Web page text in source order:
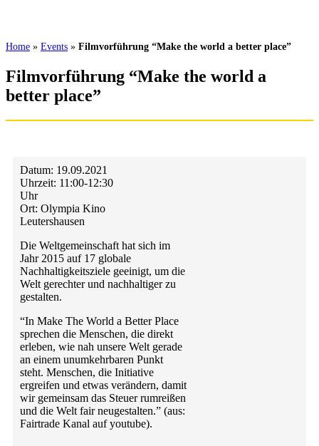
Home » Events » Filmvorführung “Make the world a better place”
Filmvorführung “Make the world a
better place”
Datum: 19.09.2021
Uhrzeit: 11:00-12:30
Uhr
Ort: Olympia Kino
Leutershausen
Die Weltgemeinschaft hat sich im
Jahr 2015 auf 17 globale
Nachhaltigkeitsziele geeinigt, um die
Welt gerechter und nachhaltiger zu
gestalten.
“In Make The World a Better Place
sprechen die Menschen, die direkt
erleben, wie nah unsere Welt gerade
an einem unumkehrbaren Punkt
steht. Menschen, die Initiative
ergreifen und etwas verändern, damit
wir gemeinsam das Steuer rumreißen
und die Welt fair neugestalten.” (aus:
Fairtrade Kanal auf youtube).